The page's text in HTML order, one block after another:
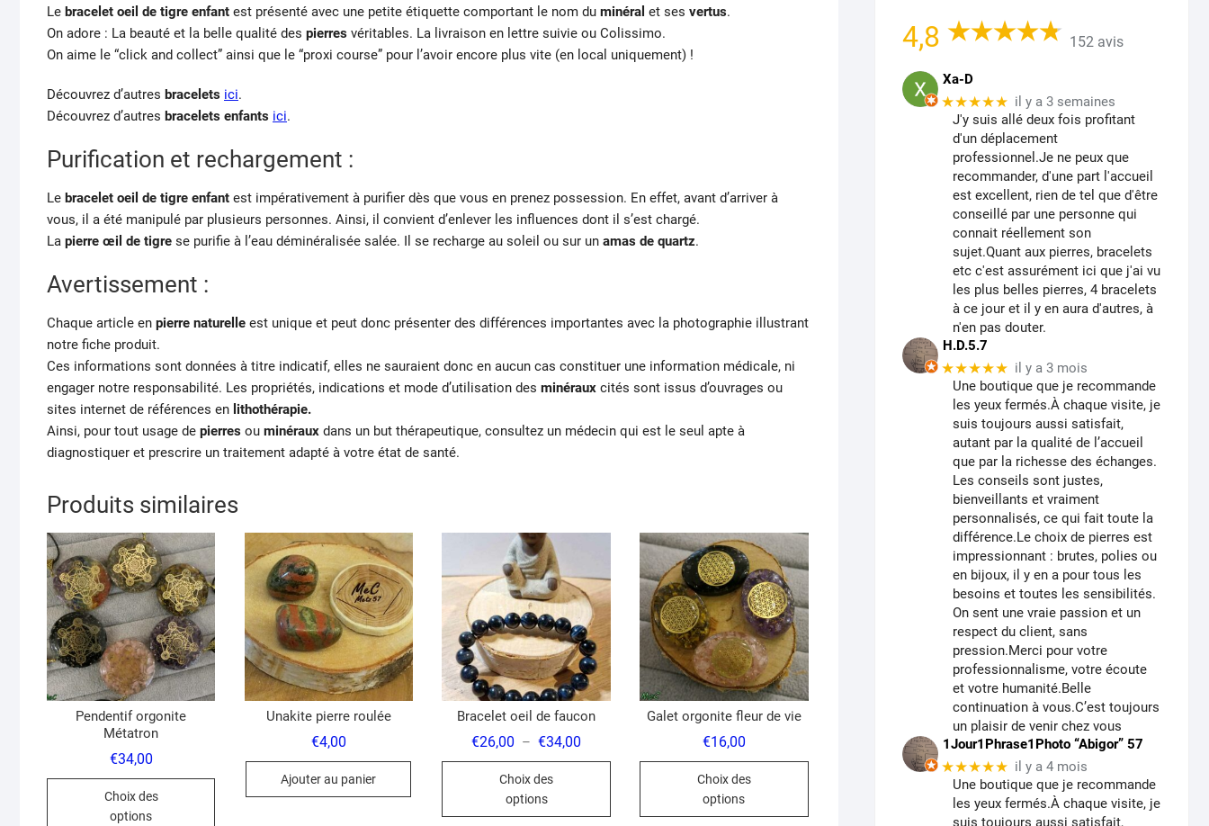
Le bracelet oeil de tigre enfant est présenté avec une petite étiquette comportant le nom du minéral et ses vertus.
On adore : La beauté et la belle qualité des pierres véritables. La livraison en lettre suivie ou Colissimo.
On aime le “click and collect” ainsi que le “proxi course” pour l’avoir encore plus vite (en local uniquement) !
Découvrez d’autres bracelets ici.
Découvrez d’autres bracelets enfants ici.
Purification et rechargement :
Le bracelet oeil de tigre enfant est impérativement à purifier dès que vous en prenez possession. En effet, avant d’arriver à
vous, il a été manipulé par plusieurs personnes. Ainsi, il convient d’enlever les influences dont il s’est chargé.
La pierre œil de tigre se purifie à l’eau déminéralisée salée. Il se recharge au soleil ou sur un amas de quartz.
Avertissement :
Chaque article en pierre naturelle est unique et peut donc présenter des différences importantes avec la photographie illustrant
notre fiche produit.
Ces informations sont données à titre indicatif, elles ne sauraient donc en aucun cas constituer une information médicale, ni
engager notre responsabilité. Les propriétés, indications et mode d’utilisation des minéraux cités sont issus d’ouvrages ou
sites internet de références en lithothérapie.
Ainsi, pour tout usage de pierres ou minéraux dans un but thérapeutique, consultez un médecin qui est le seul apte à
diagnostiquer et prescrire un traitement adapté à votre état de santé.
Produits similaires
Pendentif orgonite
Métatron
€34,00
Choix des
options
Ce
Unakite pierre roulée
€4,00
Ajouter au panier
Bracelet oeil de faucon
€26,00 – €34,00
Choix des
options
Ce
Galet orgonite fleur de vie
€16,00
Choix des
options
Ce
4,8 152 avis
Xa-D
★★★★★ il y a 3 semaines
J'y suis allé deux fois profitant
d'un déplacement
professionnel.Je ne peux que
recommander, d'une part l'accueil
est excellent, rien de tel que d'être
conseillé par une personne qui
connait réellement son
sujet.Quant aux pierres, bracelets
etc c'est assurément ici que j'ai vu
les plus belles pierres, 4 bracelets
à ce jour et il y en aura d'autres, à
n'en pas douter.
H.D.5.7
★★★★★ il y a 3 mois
Une boutique que je recommande
les yeux fermés.À chaque visite, je
suis toujours aussi satisfait,
autant par la qualité de l’accueil
que par la richesse des échanges.
Les conseils sont justes,
bienveillants et vraiment
personnalisés, ce qui fait toute la
différence.Le choix de pierres est
impressionnant : brutes, polies ou
en bijoux, il y en a pour tous les
besoins et toutes les sensibilités.
On sent une vraie passion et un
respect du client, sans
pression.Merci pour votre
professionnalisme, votre écoute
et votre humanité.Belle
continuation à vous.C’est toujours
un plaisir de venir chez vous
1Jour1Phrase1Photo “Abigor” 57
★★★★★ il y a 4 mois
Une boutique que je recommande
les yeux fermés.À chaque visite, je
suis toujours aussi satisfait,